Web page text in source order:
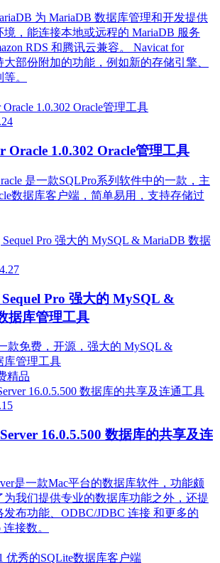
为 MariaDB 数据库管理和开发提供
境，能连接本地或远程的 MariaDB 服务
RDS 和腾讯云兼容。 Navicat for
大部份附加的功能，例如新的存储引擎、
。
Oracle 1.0.302 Oracle管理工具
是一款SQLPro系列软件中的一款，主
数据库客户端，简单易用，支持存储过
Pro 强大的 MySQL &
据库管理工具
款免费，开源，强大的 MySQL &
库管理工具
精品
16.0.5.500 数据库的共享及连
是一款Mac平台的数据库软件，功能颇
为我们提供专业的数据库功能之外，还提
发布功能、ODBC/JDBC 连接 和更多的
接数。